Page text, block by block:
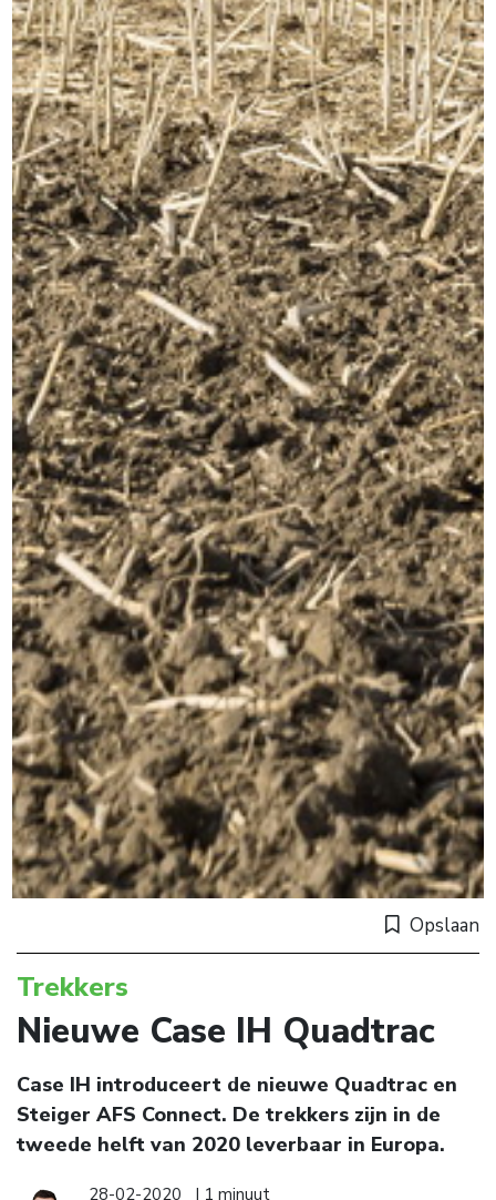
Opslaan
Trekkers
Nieuwe Case IH Quadtrac
Case IH introduceert de nieuwe Quadtrac en
Steiger AFS Connect. De trekkers zijn in de
tweede helft van 2020 leverbaar in Europa.
28-02-2020 | 1 minuut